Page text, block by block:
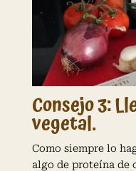
Consejo 3:
vegetal.
Como siempre lo
algo de proteína de